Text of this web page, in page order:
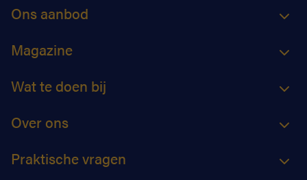
Ons aanbod
Magazine
Wat te doen bij
Over ons
Praktische vragen